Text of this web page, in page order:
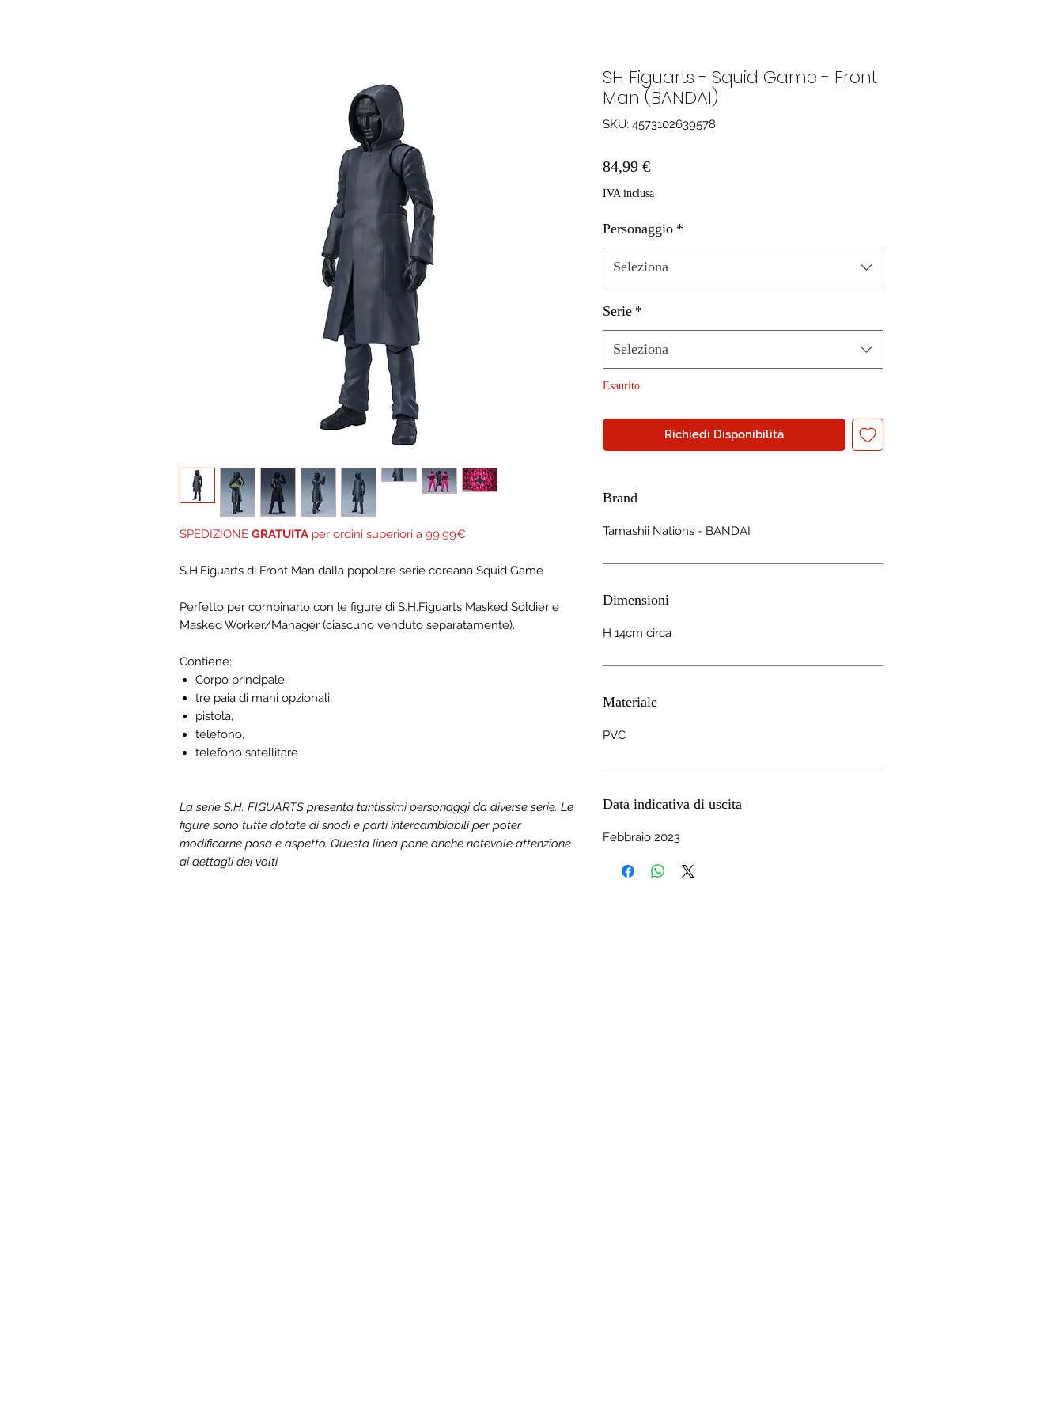
SPEDIZIONE GRATUITA per ordini superiori a 99,99€
S.H.Figuarts di Front Man dalla popolare serie coreana Squid Game
Perfetto per combinarlo con le figure di S.H.Figuarts Masked Soldier e
Masked Worker/Manager (ciascuno venduto separatamente).
Contiene:
Corpo principale,
tre paia di mani opzionali,
pistola,
telefono,
telefono satellitare
La serie S.H. FIGUARTS presenta tantissimi personaggi da diverse serie. Le
figure sono tutte dotate di snodi e parti intercambiabili per poter
modificarne posa e aspetto. Questa linea pone anche notevole attenzione
ai dettagli dei volti.
SH Figuarts - Squid Game - Front
Man (BANDAI)
SKU: 4573102639578
84,99 €Prezzo
IVA inclusa
Personaggio *
Seleziona
Serie *
Seleziona
Esaurito
Richiedi Disponibilità
Brand
Tamashii Nations - BANDAI
Dimensioni
H 14cm circa
Materiale
PVC
Data indicativa di uscita
Febbraio 2023